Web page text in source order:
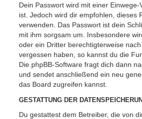
Dein Passwort wird mit einer
ist. Jedoch wird dir empfohlen, dieses
verwenden. Das Passwort ist dein
mit ihm sorgsam um. Insbesondere
oder ein Dritter berechtigterweise
vergessen haben, so kannst du die
Die phpBB-Software fragt dich dann
und sendet anschließend ein neu
das Board zugreifen kannst.
GESTATTUNG DER
Du gestattest dem Betreiber, die von